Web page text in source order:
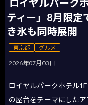
ロイヤルパーク
ティー」8月限
き氷も同時展開
東京都 グルメ
2026年07月03日
ロイヤルパークホテル
の屋台をテーマにした